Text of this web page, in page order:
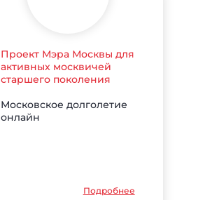
Проект Мэра Москвы для
активных москвичей
старшего поколения
Московское долголетие
онлайн
Подробнее